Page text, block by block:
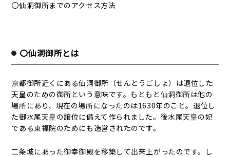
〇仙洞御所までのアクセス方法
〇仙洞御所とは
京都御所近くにある仙洞御所（せんとうごしょ）は退位した
天皇のための御所という意味です。もともと仙洞御所は他の
場所にあり、現在の場所になったのは1630年のこと。退位し
た御水尾天皇の譲位に備えて作られました。後水尾天皇の妃
である東福院のためにも造営されたのです。
二条城にあった御幸御殿を移築して出来上がったのです。し